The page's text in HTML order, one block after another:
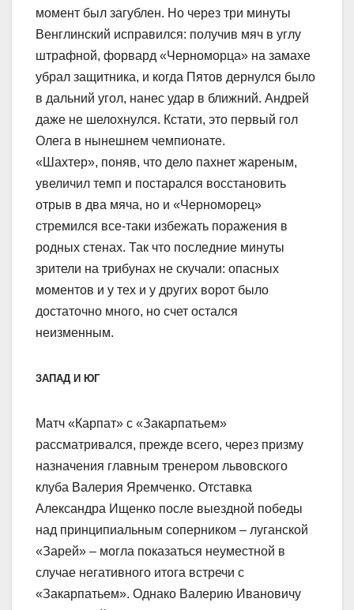
момент был загублен. Но через три минуты
Венглинский исправился: получив мяч в углу
штрафной, форвард «Черноморца» на замахе
убрал защитника, и когда Пятов дернулся было
в дальний угол, нанес удар в ближний. Андрей
даже не шелохнулся. Кстати, это первый гол
Олега в нынешнем чемпионате.
«Шахтер», поняв, что дело пахнет жареным,
увеличил темп и постарался восстановить
отрыв в два мяча, но и «Черноморец»
стремился все-таки избежать поражения в
родных стенах. Так что последние минуты
зрители на трибунах не скучали: опасных
моментов и у тех и у других ворот было
достаточно много, но счет остался
неизменным.
ЗАПАД И ЮГ
Матч «Карпат» с «Закарпатьем»
рассматривался, прежде всего, через призму
назначения главным тренером львовского
клуба Валерия Яремченко. Отставка
Александра Ищенко после выездной победы
над принципиальным соперником – луганской
«Зарей» – могла показаться неуместной в
случае негативного итога встречи с
«Закарпатьем». Однако Валерию Ивановичу